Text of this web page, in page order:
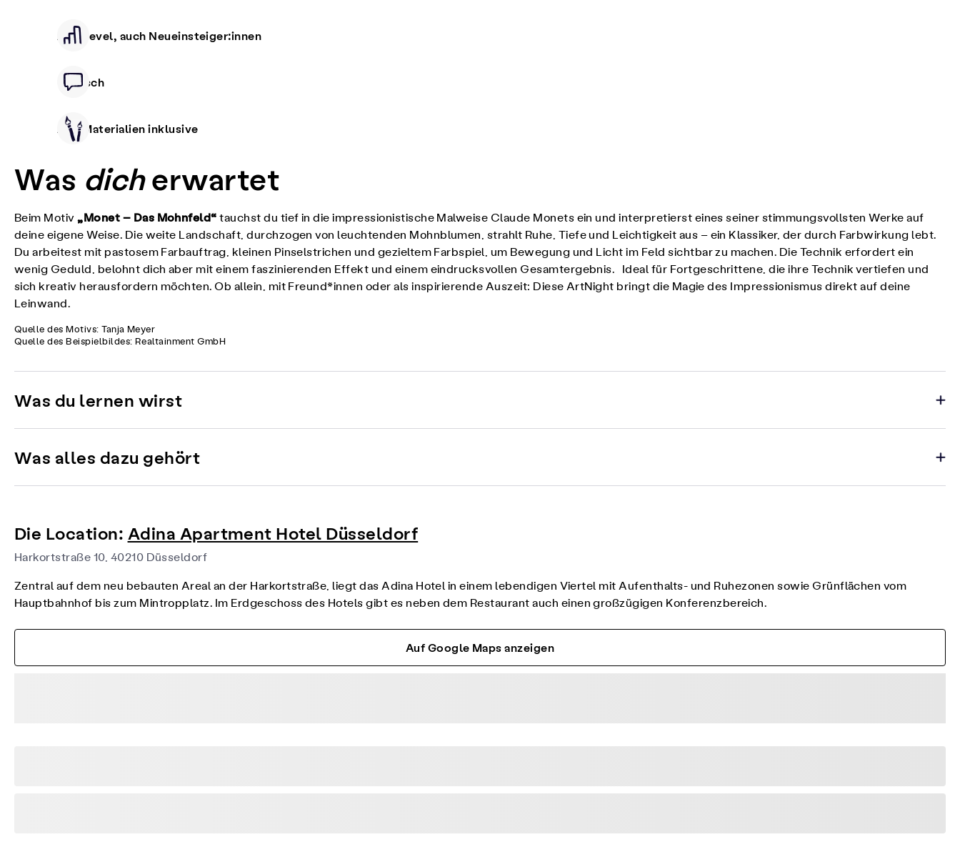
Alle Level, auch Neueinsteiger:innen
Deutsch
Alle Materialien inklusive
Was dicherwartet
Beim Motiv„Monet – Das Mohnfeld“tauchst du tief in die impressionistische Malweise Claude Monets ein und interpretierst eines seiner stimmungsvollsten Werke auf
deine eigene Weise. Die weite Landschaft, durchzogen von leuchtenden Mohnblumen, strahlt Ruhe, Tiefe und Leichtigkeit aus – ein Klassiker, der durch Farbwirkung lebt.
Du arbeitest mit pastosem Farbauftrag, kleinen Pinselstrichen und gezieltem Farbspiel, um Bewegung und Licht im Feld sichtbar zu machen. Die Technik erfordert ein
wenig Geduld, belohnt dich aber mit einem faszinierenden Effekt und einem eindrucksvollen Gesamtergebnis. Ideal für Fortgeschrittene, die ihre Technik vertiefen und
sich kreativ herausfordern möchten. Ob allein, mit Freund*innen oder als inspirierende Auszeit: Diese ArtNight bringt die Magie des Impressionismus direkt auf deine
Leinwand.
Quelle des Motivs: Tanja Meyer
Quelle des Beispielbildes: Realtainment GmbH
Was du lernen wirst
Was alles dazu gehört
Die Location: Adina Apartment Hotel Düsseldorf
Harkortstraße 10, 40210 Düsseldorf
Zentral auf dem neu bebauten Areal an der Harkortstraße, liegt das Adina Hotel in einem lebendigen Viertel mit Aufenthalts- und Ruhezonen sowie Grünflächen vom
Hauptbahnhof bis zum Mintropplatz. Im Erdgeschoss des Hotels gibt es neben dem Restaurant auch einen großzügigen Konferenzbereich.
Auf Google Maps anzeigen